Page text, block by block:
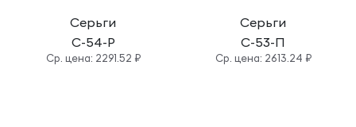
Серьги
С-54-Р
Cр. цена: 2291.52 ₽
Серьги
С-53-П
Cр. цена: 2613.24 ₽